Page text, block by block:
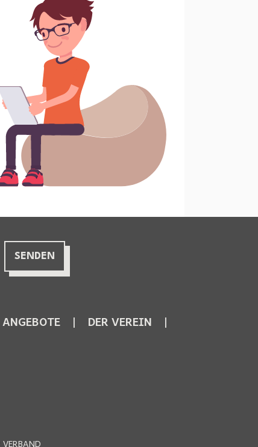
ANGEBOTE
DER VEREIN